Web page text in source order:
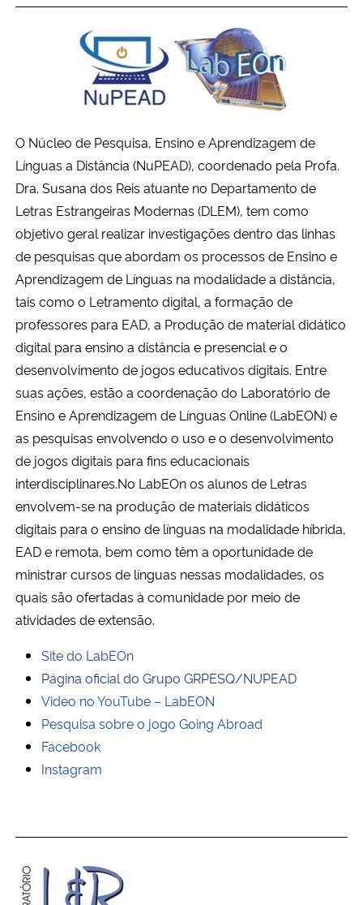
Ministério da Saúde
Ministério de Minas e Energia
Ministério da Ciência, Tecnologia, Inovações e Comunicações
Ministério do Meio Ambiente
Ministério do Turismo
Ministério do Desenvolvimento Regional
Ministério da Mulher, da Família e dos Direitos Humanos
Secretaria-Geral
Secretaria de Governo
Gabinete de Segurança Institucional
Advocacia-Geral da União
Banco Central do Brasil
Planalto
O Núcleo de Pesquisa, Ensino e Aprendizagem de
Línguas a Distância (NuPEAD), coordenado pela Profa.
Dra. Susana dos Reis atuante no Departamento de
Letras Estrangeiras Modernas (DLEM), tem como
objetivo geral realizar investigações dentro das linhas
de pesquisas que abordam os processos de Ensino e
Aprendizagem de Línguas na modalidade a distância,
tais como o Letramento digital, a formação de
professores para EAD, a Produção de material didático
digital para ensino a distância e presencial e o
desenvolvimento de jogos educativos digitais. Entre
suas ações, estão a coordenação do Laboratório de
Ensino e Aprendizagem de Línguas Online (LabEON) e
as pesquisas envolvendo o uso e o desenvolvimento
de jogos digitais para fins educacionais
interdisciplinares.No LabEOn os alunos de Letras
envolvem-se na produção de materiais didáticos
digitais para o ensino de línguas na modalidade híbrida,
EAD e remota, bem como têm a oportunidade de
ministrar cursos de línguas nessas modalidades, os
quais são ofertadas à comunidade por meio de
atividades de extensão.
Site do LabEOn
Página oficial do Grupo GRPESQ/NUPEAD
Video no YouTube – LabEON
Pesquisa sobre o jogo Going Abroad
Facebook
Instagram